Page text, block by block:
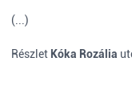
(...)
Részlet Kóka Rozália